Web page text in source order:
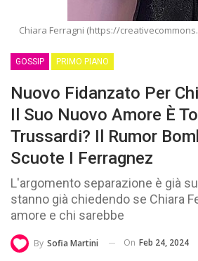
Chiara Ferragni (https://
GOSSIP PRIMO PIANO
Nuovo Fidanzato Per
Il Suo Nuovo Amore È
Trussardi? Il Rumor
Scuote I Ferragnez
L'argomento separazione è già
stanno già chiedendo se Chiara
amore e chi sarebbe
By Sofia Martini On Feb 24, 2024